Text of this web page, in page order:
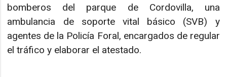
bomberos del parque de Cordovilla, una
ambulancia de soporte vital básico (SVB) y
agentes de la Policía Foral, encargados de regular
el tráfico y elaborar el atestado.